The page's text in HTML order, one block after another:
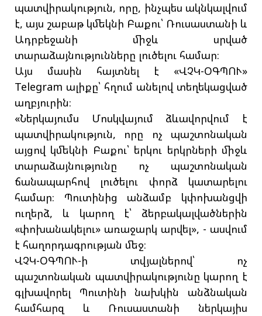
պատվիրակություն, որը, ինչպես ակնկալվում
է, այս շաբաթ կմեկնի Բաքու՝ Ռուսաստանի և
Ադրբեջանի միջև սրված
տարաձայնությունները լուծելու համար։
Այս մասին հայտնել է «ՎՉԿ-ՕԳՊՈՒ»
Telegram ալիքը՝ հղում անելով տեղեկացված
աղբյուրին։
«Ներկայումս Մոսկվայում ձևավորվում է
պատվիրակություն, որը ոչ պաշտոնական
այցով կմեկնի Բաքու՝ երկու երկրների միջև
տարաձայնությունը ոչ պաշտոնական
ճանապարհով լուծելու փորձ կատարելու
համար։ Պուտինից անձամբ կփոխանցվի
ուղերձ, և կարող է՝ ձերբակալվածներին
«փոխանակելու» առաջարկ արվել», - ասվում
է հաղորդագրության մեջ։
ՎՉԿ-ՕԳՊՈՒ-ի տվյալներով՝ ոչ
պաշտոնական պատվիրակությունը կարող է
գլխավորել Պուտինի նախկին անձնական
համհարզ և Ռուսաստանի ներկայիս